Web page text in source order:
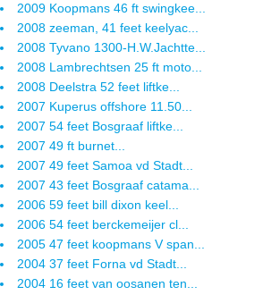
2009 Koopmans 46 ft swingkee...
2008 zeeman, 41 feet keelyac...
2008 Tyvano 1300-H.W.Jachtte...
2008 Lambrechtsen 25 ft moto...
2008 Deelstra 52 feet liftke...
2007 Kuperus offshore 11.50...
2007 54 feet Bosgraaf liftke...
2007 49 ft burnet...
2007 49 feet Samoa vd Stadt...
2007 43 feet Bosgraaf catama...
2006 59 feet bill dixon keel...
2006 54 feet berckemeijer cl...
2005 47 feet koopmans V span...
2004 37 feet Forna vd Stadt...
2004 16 feet van oosanen ten...